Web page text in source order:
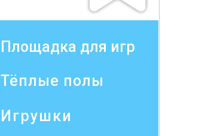
Тёплые полы
Игрушки
Площадка для игр